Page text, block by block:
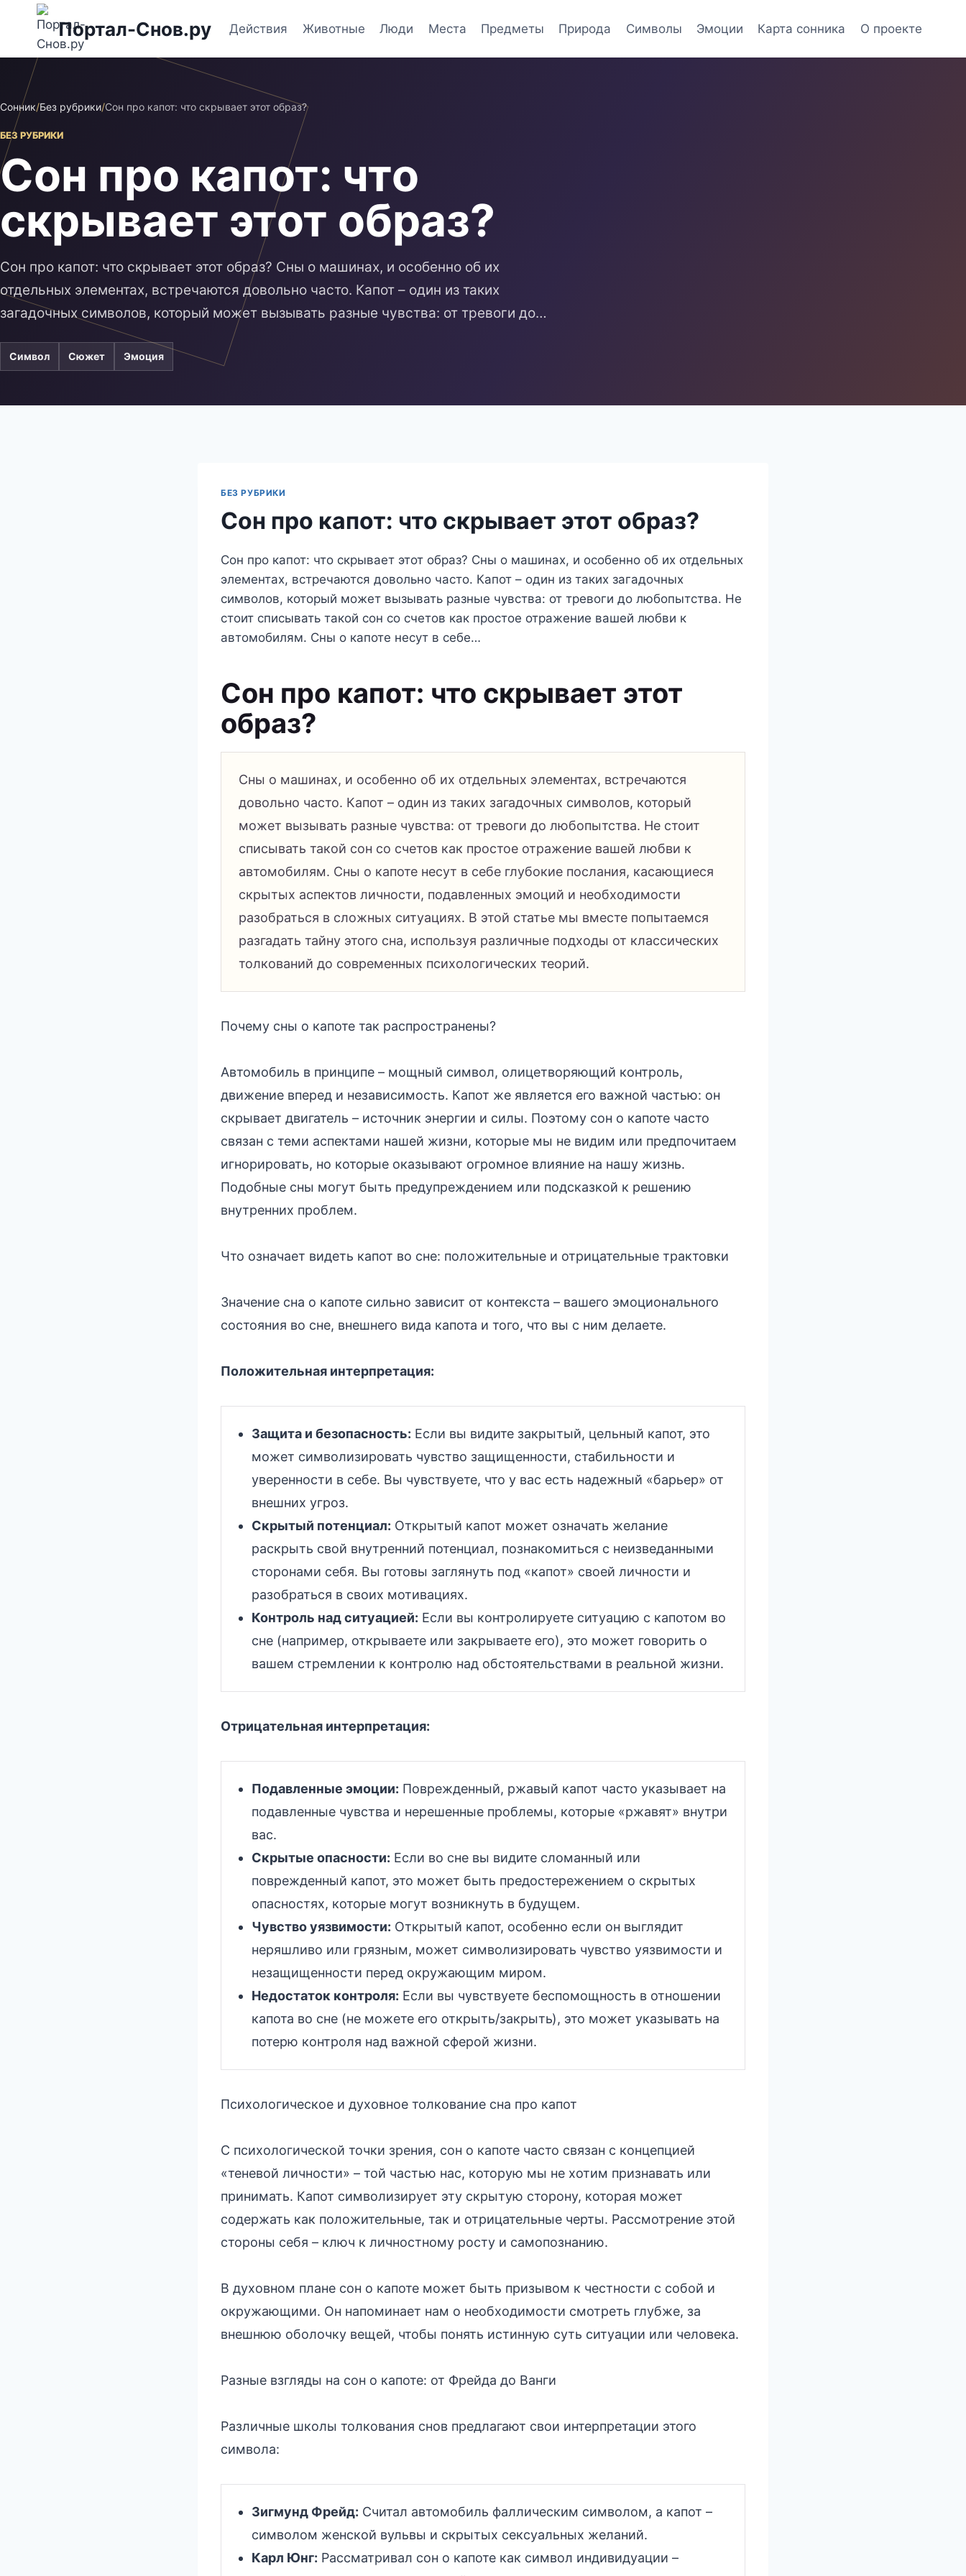
Перейти
содержимому
Портал-Снов.ру Действия Животные Люди Места Предметы Природа Символы Эмоции Карта сонника О проекте
Сонник/Без рубрики/Сон про капот: что скрывает этот образ?
БЕЗ РУБРИКИ
Сон про капот: что
скрывает этот образ?
Сон про капот: что скрывает этот образ? Сны о машинах, и особенно об их
отдельных элементах, встречаются довольно часто. Капот – один из таких
загадочных символов, который может вызывать разные чувства: от тревоги до…
Символ Сюжет Эмоция
БЕЗ РУБРИКИ
Сон про капот: что скрывает этот образ?
Сон про капот: что скрывает этот образ? Сны о машинах, и особенно об их отдельных
элементах, встречаются довольно часто. Капот – один из таких загадочных
символов, который может вызывать разные чувства: от тревоги до любопытства. Не
стоит списывать такой сон со счетов как простое отражение вашей любви к
автомобилям. Сны о капоте несут в себе…
Сон про капот: что скрывает этот
образ?
Сны о машинах, и особенно об их отдельных элементах, встречаются
довольно часто. Капот – один из таких загадочных символов, который
может вызывать разные чувства: от тревоги до любопытства. Не стоит
списывать такой сон со счетов как простое отражение вашей любви к
автомобилям. Сны о капоте несут в себе глубокие послания, касающиеся
скрытых аспектов личности, подавленных эмоций и необходимости
разобраться в сложных ситуациях. В этой статье мы вместе попытаемся
разгадать тайну этого сна, используя различные подходы от классических
толкований до современных психологических теорий.
Почему сны о капоте так распространены?
Автомобиль в принципе – мощный символ, олицетворяющий контроль,
движение вперед и независимость. Капот же является его важной частью: он
скрывает двигатель – источник энергии и силы. Поэтому сон о капоте часто
связан с теми аспектами нашей жизни, которые мы не видим или предпочитаем
игнорировать, но которые оказывают огромное влияние на нашу жизнь.
Подобные сны могут быть предупреждением или подсказкой к решению
внутренних проблем.
Что означает видеть капот во сне: положительные и отрицательные трактовки
Значение сна о капоте сильно зависит от контекста – вашего эмоционального
состояния во сне, внешнего вида капота и того, что вы с ним делаете.
Положительная интерпретация:
Защита и безопасность: Если вы видите закрытый, цельный капот, это
может символизировать чувство защищенности, стабильности и
уверенности в себе. Вы чувствуете, что у вас есть надежный «барьер» от
внешних угроз.
Скрытый потенциал: Открытый капот может означать желание
раскрыть свой внутренний потенциал, познакомиться с неизведанными
сторонами себя. Вы готовы заглянуть под «капот» своей личности и
разобраться в своих мотивациях.
Контроль над ситуацией: Если вы контролируете ситуацию с капотом во
сне (например, открываете или закрываете его), это может говорить о
вашем стремлении к контролю над обстоятельствами в реальной жизни.
Отрицательная интерпретация:
Подавленные эмоции: Поврежденный, ржавый капот часто указывает на
подавленные чувства и нерешенные проблемы, которые «ржавят» внутри
вас.
Скрытые опасности: Если во сне вы видите сломанный или
поврежденный капот, это может быть предостережением о скрытых
опасностях, которые могут возникнуть в будущем.
Чувство уязвимости: Открытый капот, особенно если он выглядит
неряшливо или грязным, может символизировать чувство уязвимости и
незащищенности перед окружающим миром.
Недостаток контроля: Если вы чувствуете беспомощность в отношении
капота во сне (не можете его открыть/закрыть), это может указывать на
потерю контроля над важной сферой жизни.
Психологическое и духовное толкование сна про капот
С психологической точки зрения, сон о капоте часто связан с концепцией
«теневой личности» – той частью нас, которую мы не хотим признавать или
принимать. Капот символизирует эту скрытую сторону, которая может
содержать как положительные, так и отрицательные черты. Рассмотрение этой
стороны себя – ключ к личностному росту и самопознанию.
В духовном плане сон о капоте может быть призывом к честности с собой и
окружающими. Он напоминает нам о необходимости смотреть глубже, за
внешнюю оболочку вещей, чтобы понять истинную суть ситуации или человека.
Разные взгляды на сон о капоте: от Фрейда до Ванги
Различные школы толкования снов предлагают свои интерпретации этого
символа:
Зигмунд Фрейд: Считал автомобиль фаллическим символом, а капот –
символом женской вульвы и скрытых сексуальных желаний.
Карл Юнг: Рассматривал сон о капоте как символ индивидуации –